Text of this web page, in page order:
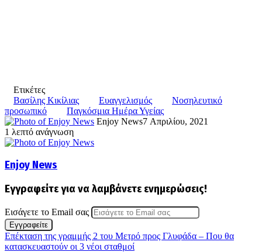
Ετικέτες
Βασίλης Κικίλιας
Ευαγγελισμός
Νοσηλευτικό
προσωπικό
Παγκόσμια Ημέρα Υγείας
Enjoy News7 Απριλίου, 2021
1 λεπτό ανάγνωση
Enjoy News
Εγγραφείτε για να λαμβάνετε ενημερώσεις!
Εισάγετε το Email σας
Επέκταση της γραμμής 2 του Μετρό προς Γλυφάδα – Που θα
κατασκευαστούν οι 3 νέοι σταθμοί